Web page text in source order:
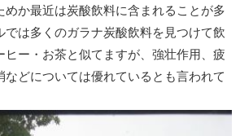
めか最近は炭酸飲料に含まれることが多
では多くのガラナ炭酸飲料を見つけて飲
ヒー・お茶と似てますが、強壮作用、疲
どについては優れているとも言われて